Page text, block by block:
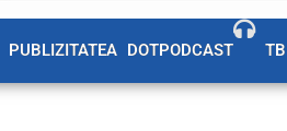
PUBLIZITATEA DOTPODCAST